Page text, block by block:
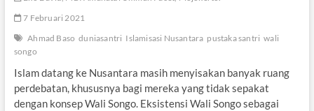
i
g
s
7 Februari 2021
Ahmad Baso duniasantri Islamisasi Nusantara pustaka santri wali
songo
Islam datang ke Nusantara masih menyisakan banyak ruang
perdebatan, khususnya bagi mereka yang tidak sepakat
dengan konsep Wali Songo. Eksistensi Wali Songo sebagai